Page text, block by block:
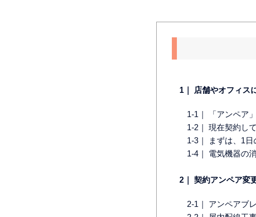
1｜ 店舗やオフィス
1-1｜ 「アンペア
1-2｜ 現在契約し
1-3｜ まずは、1日
1-4｜ 電気機器の
2｜ 契約アンペア変
2-1｜ アンペアブ